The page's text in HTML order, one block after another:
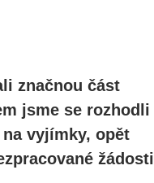
značnou část
jsme se rozhodli
vyjímky, opět
žádosti